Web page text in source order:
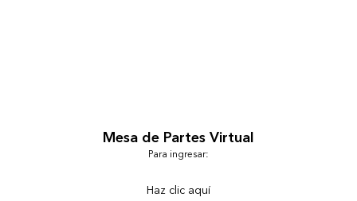
Mesa de Partes Virtual
Para ingresar:
Haz clic aquí